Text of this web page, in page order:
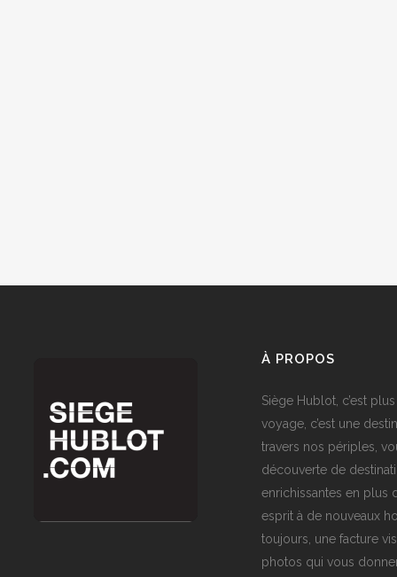
À PROPOS
Siège Hublot, c’est
voyage, c’est une
travers nos périples,
découverte de
enrichissantes en plus
esprit à de nouveaux
toujours, une facture
photos qui vous